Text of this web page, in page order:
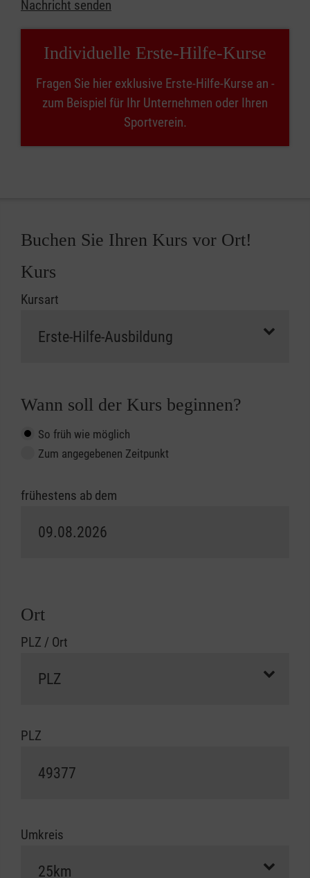
Nachricht senden
Individuelle Erste-Hilfe-Kurse
Fragen Sie hier exklusive Erste-Hilfe-Kurse an -
zum Beispiel für Ihr Unternehmen oder Ihren
Sportverein.
Buchen Sie Ihren Kurs vor Ort!
Kurs
Kursart
Wann soll der Kurs beginnen?
So früh wie möglich
Zum angegebenen Zeitpunkt
frühestens ab dem
Ort
PLZ / Ort
PLZ
Umkreis